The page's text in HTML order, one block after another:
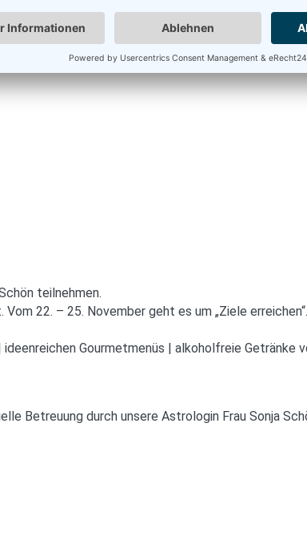
Gefallen an der Astrologie zu finden. Sonja
im Das Kronthaler haben mir absolut gefallen.
ist und bleibt ein Traumhotel für mich. Ich werde
teilnehmen.
22. – 25. November geht es um „Ziele
Gourmetmenüs | alkoholfreie Getränke
Betreuung durch unsere Astrologin Frau Sonja